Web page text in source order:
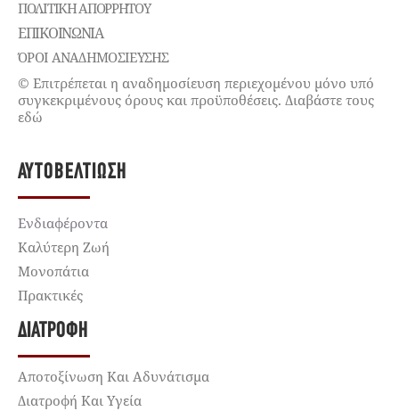
ΠΟΛΙΤΙΚΉ ΑΠΟΡΡΉΤΟΥ
ΕΠΙΚΟΙΝΩΝΊΑ
ΌΡΟΙ ΑΝΑΔΗΜΟΣΙΕΥΣΗΣ
© Επιτρέπεται η αναδημοσίευση περιεχομένου μόνο υπό
συγκεκριμένους όρους και προϋποθέσεις. Διαβάστε τους
εδώ
ΑΥΤΟΒΕΛΤΊΩΣΗ
Ενδιαφέροντα
Καλύτερη Ζωή
Μονοπάτια
Πρακτικές
ΔΙΑΤΡΟΦΉ
Αποτοξίνωση Και Αδυνάτισμα
Διατροφή Και Υγεία